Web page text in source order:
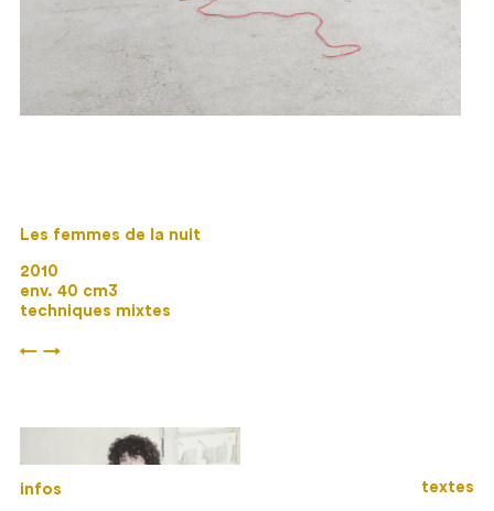
infos textes
Les femmes de la nuit
2010
env. 40 cm3
techniques mixtes
← →